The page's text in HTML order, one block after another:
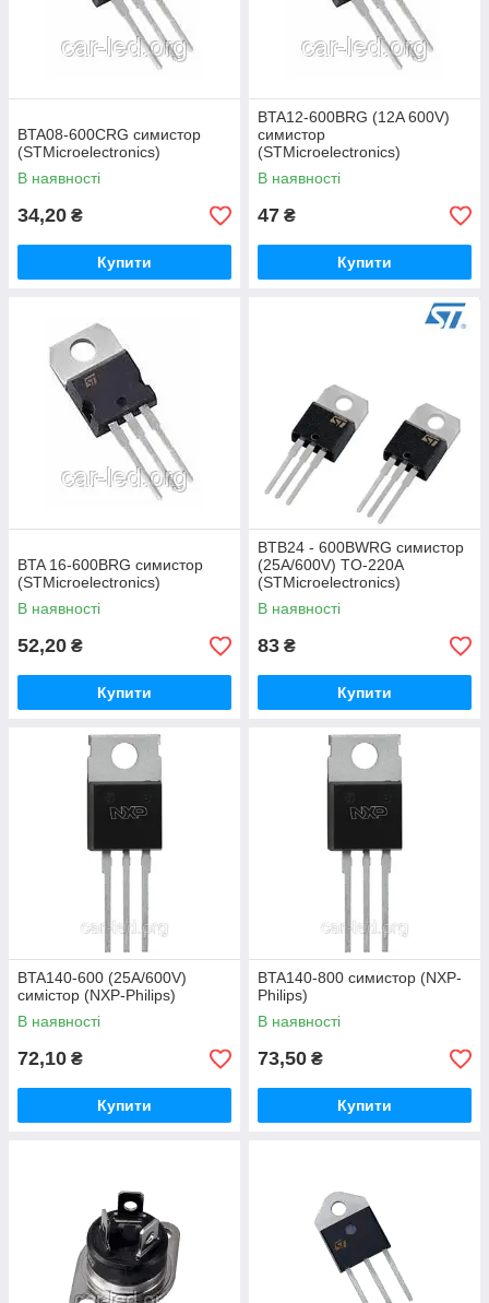
BTA08-600CRG симистор
(STMicroelectronics)
В наявності
34,20 ₴
Купити
BTA12-600BRG (12A 600V)
симистор
(STMicroelectronics)
В наявності
47 ₴
Купити
BTA 16-600BRG симистор
(STMicroelectronics)
В наявності
52,20 ₴
Купити
BTB24 - 600BWRG симистор
(25A/600V) TO-220A
(STMicroelectronics)
В наявності
83 ₴
Купити
BTA140-600 (25A/600V)
симістор (NXP-Philips)
В наявності
72,10 ₴
Купити
BTA140-800 симистор (NXP-
Philips)
В наявності
73,50 ₴
Купити